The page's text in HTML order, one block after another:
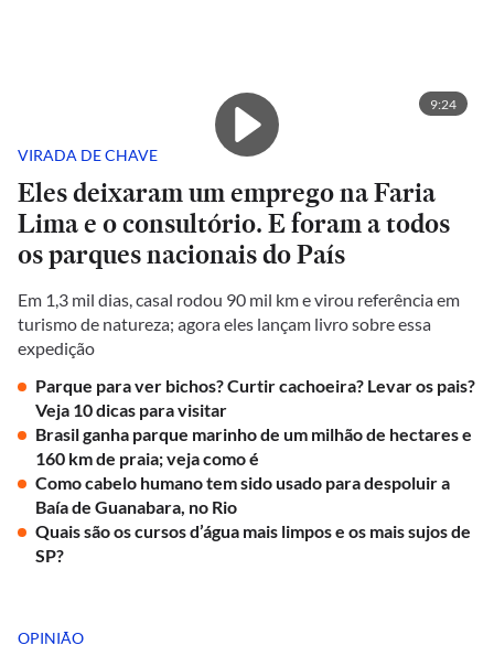
9:24
VIRADA DE CHAVE
Eles deixaram um emprego na Faria
Lima e o consultório. E foram a todos
os parques nacionais do País
Em 1,3 mil dias, casal rodou 90 mil km e virou referência em
turismo de natureza; agora eles lançam livro sobre essa
expedição
Parque para ver bichos? Curtir cachoeira? Levar os pais?
Veja 10 dicas para visitar
Brasil ganha parque marinho de um milhão de hectares e
160 km de praia; veja como é
Como cabelo humano tem sido usado para despoluir a
Baía de Guanabara, no Rio
Quais são os cursos d’água mais limpos e os mais sujos de
SP?
OPINIÃO